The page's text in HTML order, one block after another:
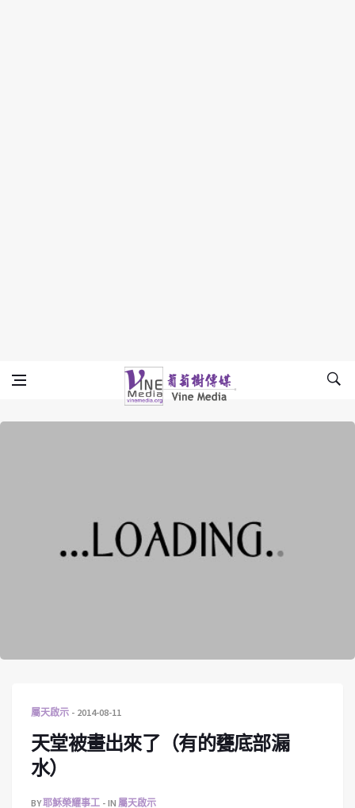
Vine Media
葡萄樹傳媒
屬天啟示 2014-08-11
天堂被畫出來了（有的甕底部漏
水）
BY耶穌榮耀事工 IN 屬天啟示